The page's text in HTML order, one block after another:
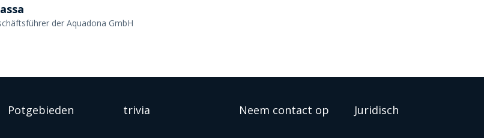
der Aquadona GmbH
Potgebieden trivia Neem contact op Juridisch